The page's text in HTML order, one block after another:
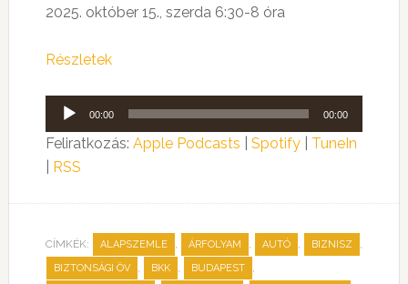
2025. október 15., szerda 6:30-8 óra
Részletek
Audió
lejátszó
00:00 00:00
Feliratkozás: Apple Podcasts Spotify| TuneIn
RSS
CÍMKÉK: ALAPSZEMLE , ÁRFOLYAM , AUTÓ , BIZNISZ ,
BIZTONSÁGI ÖV , BKK , BUDAPEST ,